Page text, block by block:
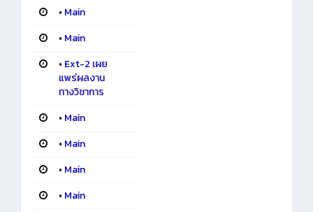
• Main
• Main
• Ext-2 เผย
แพร่ผลงาน
ทางวิชาการ
• Main
• Main
• Main
• Main